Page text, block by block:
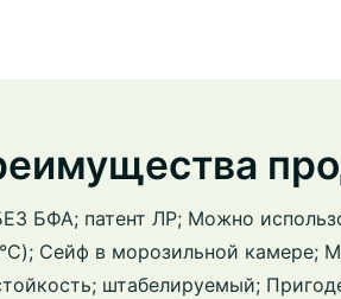
БФА; патент ЛР; Можно
Сейф в морозильной
штабелируемый;